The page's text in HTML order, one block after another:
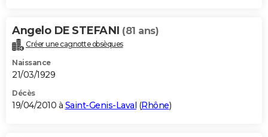
Angelo DE STEFANI (81 ans)
Créer une cagnotte obsèques
Naissance
21/03/1929
Décès
19/04/2010 à Saint-Genis-Laval (Rhône)